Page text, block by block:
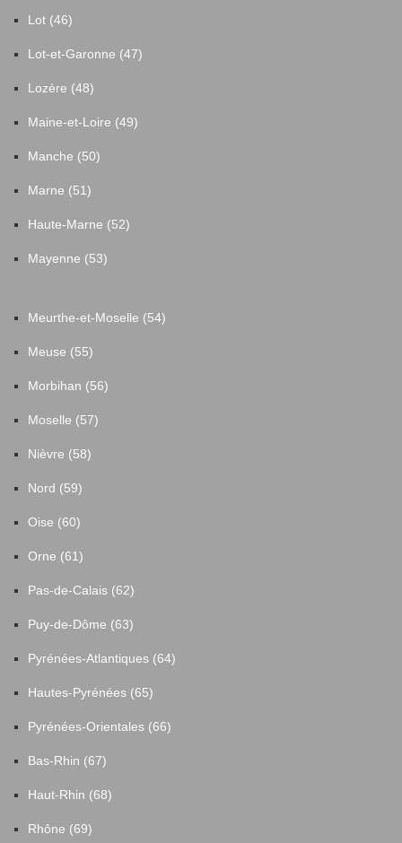
Lot (46)
Lot-et-Garonne (47)
Lozère (48)
Maine-et-Loire (49)
Manche (50)
Marne (51)
Haute-Marne (52)
Mayenne (53)
Meurthe-et-Moselle (54)
Meuse (55)
Morbihan (56)
Moselle (57)
Nièvre (58)
Nord (59)
Oise (60)
Orne (61)
Pas-de-Calais (62)
Puy-de-Dôme (63)
Pyrénées-Atlantiques (64)
Hautes-Pyrénées (65)
Pyrénées-Orientales (66)
Bas-Rhin (67)
Haut-Rhin (68)
Rhône (69)